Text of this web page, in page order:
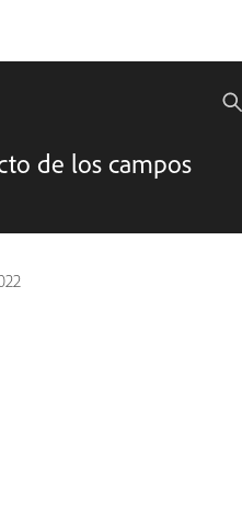
de los campos